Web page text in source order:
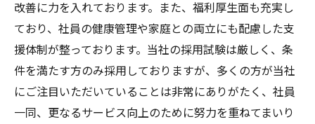
改善に力を入れております。また、福利厚生面も充実し
ており、社員の健康管理や家庭との両立にも配慮した支
援体制が整っております。当社の採用試験は厳しく、条
件を満たす方のみ採用しておりますが、多くの方が当社
にご注目いただいていることは非常にありがたく、社員
一同、更なるサービス向上のために努力を重ねてまいり